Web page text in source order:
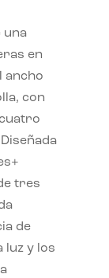
una
en
ancho
con
tres
de
luz y los